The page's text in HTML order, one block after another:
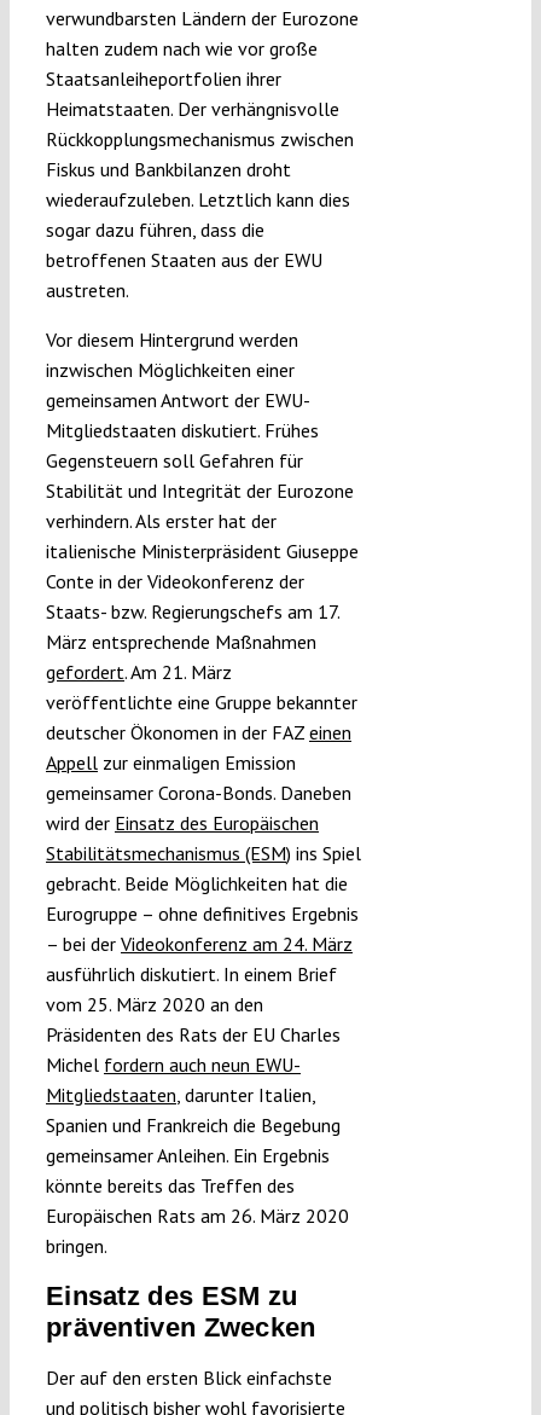
verwundbarsten Ländern der Eurozone
halten zudem nach wie vor große
Staatsanleiheportfolien ihrer
Heimatstaaten. Der verhängnisvolle
Rückkopplungsmechanismus zwischen
Fiskus und Bankbilanzen droht
wiederaufzuleben. Letztlich kann dies
sogar dazu führen, dass die
betroffenen Staaten aus der EWU
austreten.
Vor diesem Hintergrund werden
inzwischen Möglichkeiten einer
gemeinsamen Antwort der EWU-
Mitgliedstaaten diskutiert. Frühes
Gegensteuern soll Gefahren für
Stabilität und Integrität der Eurozone
verhindern. Als erster hat der
italienische Ministerpräsident Giuseppe
Conte in der Videokonferenz der
Staats- bzw. Regierungschefs am 17.
März entsprechende Maßnahmen
gefordert. Am 21. März
veröffentlichte eine Gruppe bekannter
deutscher Ökonomen in der FAZ einen
Appellzur einmaligen Emission
gemeinsamer Corona-Bonds. Daneben
wird der Einsatz des Europäischen
Stabilitätsmechanismus (ESM) ins Spiel
gebracht. Beide Möglichkeiten hat die
Eurogruppe – ohne definitives Ergebnis
– bei der Videokonferenz am 24. März
ausführlich diskutiert. In einem Brief
vom 25. März 2020 an den
Präsidenten des Rats der EU Charles
Michel fordern auch neun EWU-
Mitgliedstaaten , darunter Italien,
Spanien und Frankreich die Begebung
gemeinsamer Anleihen. Ein Ergebnis
könnte bereits das Treffen des
Europäischen Rats am 26. März 2020
bringen.
Einsatz des ESM zu
präventiven Zwecken
Der auf den ersten Blick einfachste
und politisch bisher wohl favorisierte